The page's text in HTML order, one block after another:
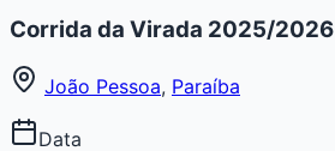
Corrida da Virada 2025/2026
João Pessoa, Paraíba
Data